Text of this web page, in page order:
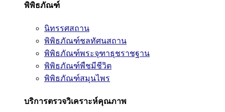
พิพิธภัณฑ์
นิทรรศสถาน
พิพิธภัณฑ์ชลทัศนสถาน
พิพิธภัณฑ์พระจุฑาธุชราชฐาน
พิพิธภัณฑ์พืชมีชีวิต
พิพิธภัณฑ์สมุนไพร
บริการตรวจวิเคราะห์คุณภาพ